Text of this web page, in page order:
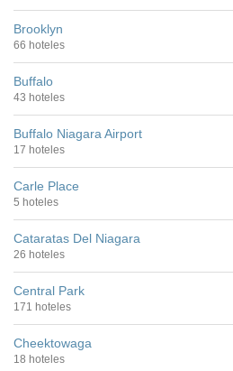
Brooklyn
66 hoteles
Buffalo
43 hoteles
Buffalo Niagara Airport
17 hoteles
Carle Place
5 hoteles
Cataratas Del Niagara
26 hoteles
Central Park
171 hoteles
Cheektowaga
18 hoteles